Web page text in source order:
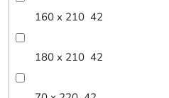
160 x 210 42
180 x 210 42